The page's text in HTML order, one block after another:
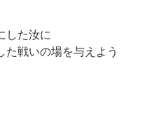
した汝に
た戦いの場を与えよう